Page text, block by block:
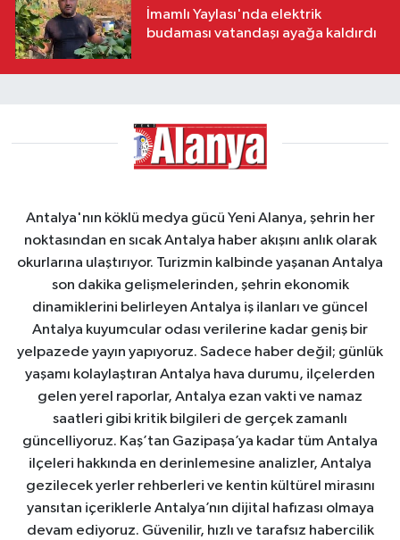
İmamlı Yaylası'nda elektrik
budaması vatandaşı ayağa kaldırdı
Antalya'nın köklü medya gücü Yeni Alanya, şehrin her
noktasından en sıcak Antalya haber akışını anlık olarak
okurlarına ulaştırıyor. Turizmin kalbinde yaşanan Antalya
son dakika gelişmelerinden, şehrin ekonomik
dinamiklerini belirleyen Antalya iş ilanları ve güncel
Antalya kuyumcular odası verilerine kadar geniş bir
yelpazede yayın yapıyoruz. Sadece haber değil; günlük
yaşamı kolaylaştıran Antalya hava durumu, ilçelerden
gelen yerel raporlar, Antalya ezan vakti ve namaz
saatleri gibi kritik bilgileri de gerçek zamanlı
güncelliyoruz. Kaş’tan Gazipaşa’ya kadar tüm Antalya
ilçeleri hakkında en derinlemesine analizler, Antalya
gezilecek yerler rehberleri ve kentin kültürel mirasını
yansıtan içeriklerle Antalya’nın dijital hafızası olmaya
devam ediyoruz. Güvenilir, hızlı ve tarafsız habercilik